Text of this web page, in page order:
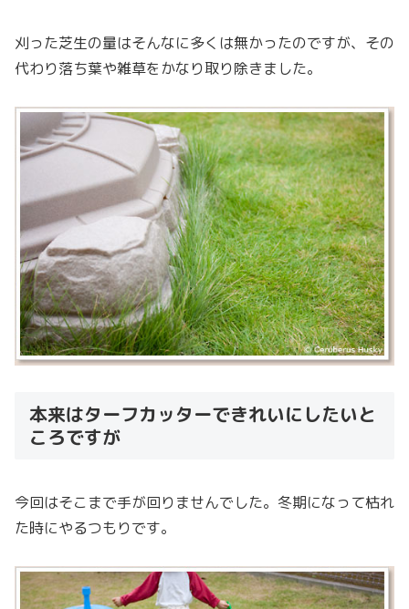
刈った芝生の量はそんなに多くは無かったのですが、その
代わり落ち葉や雑草をかなり取り除きました。
本来はターフカッターできれいにしたいと
ころですが
今回はそこまで手が回りませんでした。冬期になって枯れ
た時にやるつもりです。